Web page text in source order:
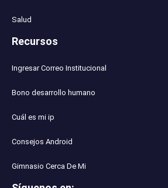
Salud
Recursos
Ingresar Correo Institucional
Bono desarrollo humano
Cuál es mi ip
Consejos Android
Gimnasio Cerca De Mi